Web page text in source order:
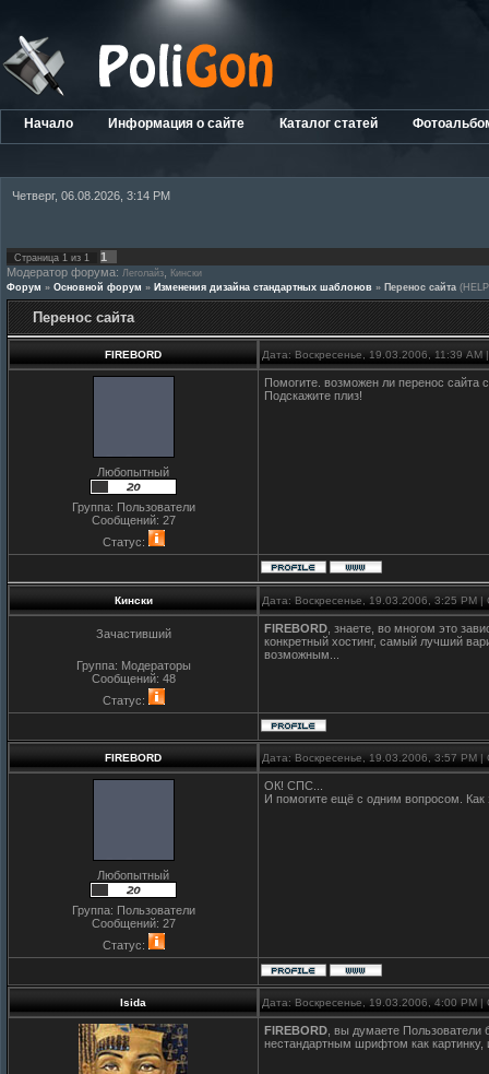
Начало Информация о сайте Каталог статей
Четверг, 06.08.2026, 3:14 PM
Страница 1 из 1
1
Модератор форума: Леголайз
Кински
Форум » Основной форум » Изменения дизайна стандартных шаблонов » Перенос сайта
Перенос сайта
FIREBORD Дата: Воскресенье, 19.03.2006, 11:39
Любопытный
Группа: Пользователи
Сообщений: 27
Статус:
Помогите. возможен ли перенос сайта
Подскажите плиз!
Кински Дата: Воскресенье, 19.03.2006, 3:25 PM
Зачастивший
Группа: Модераторы
Сообщений: 48
Статус:
FIREBORD , знаете, во многом это
конкретный хостинг, самый лучший
возможным...
FIREBORD Дата: Воскресенье, 19.03.2006, 3:57 PM
Любопытный
Группа: Пользователи
Сообщений: 27
Статус:
ОК! СПС...
И помогите ещё с одним вопросом. Как
Isida Дата: Воскресенье, 19.03.2006, 4:00 PM
FIREBORD , вы думаете
нестандартным шрифтом как